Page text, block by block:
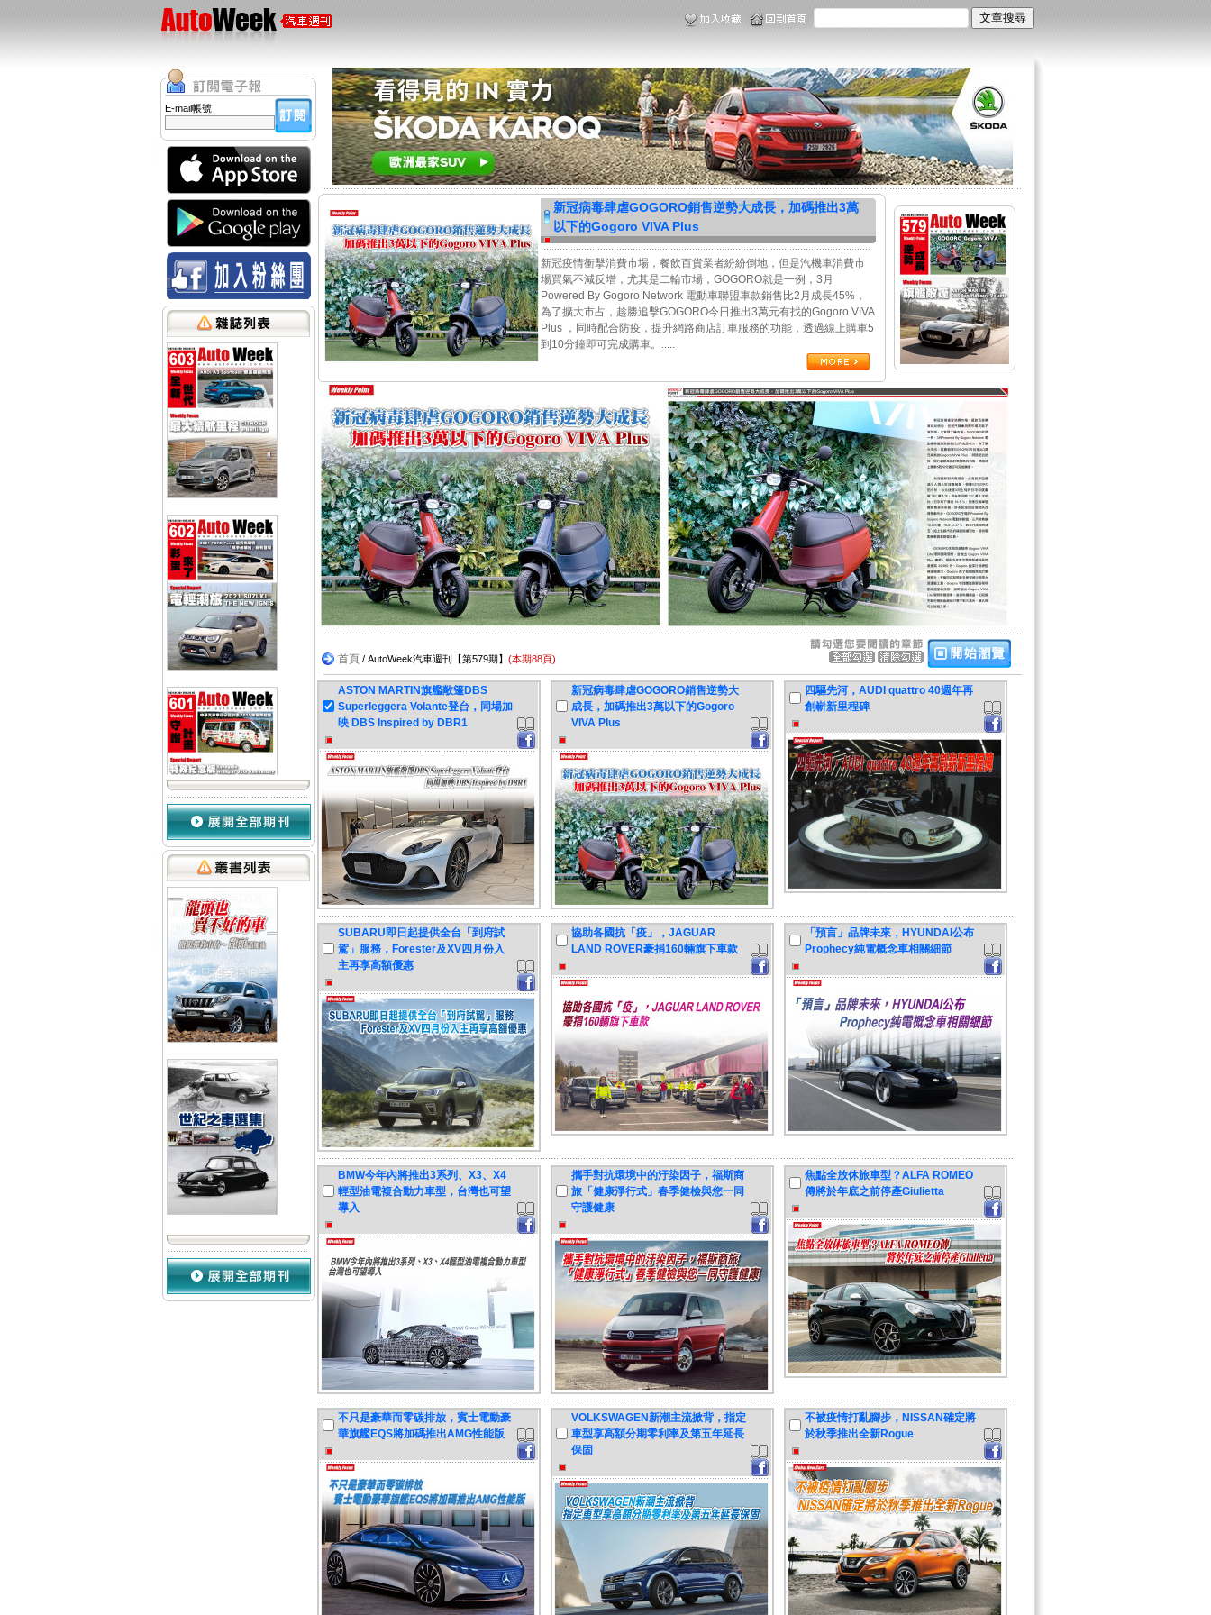
E-mail帳號
新冠病毒肆虐GOGORO銷售逆勢大成長，加碼推出3萬
以下的Gogoro VIVA Plus
新冠疫情衝擊消費市場，餐飲百貨業者紛紛倒地，但是汽機車消費市
場買氣不減反增，尤其是二輪市場，GOGORO就是一例，3月
Powered By Gogoro Network 電動車聯盟車款銷售比2月成長45%，
為了擴大市占，趁勝追擊GOGORO今日推出3萬元有找的Gogoro VIVA
Plus ，同時配合防疫，提升網路商店訂車服務的功能，透過線上購車5
到10分鐘即可完成購車。.....
首頁 / AutoWeek汽車週刊【第579期】 (本期88頁)
ASTON MARTIN旗艦敞篷DBS
Superleggera Volante登台，同場加
映 DBS Inspired by DBR1
新冠病毒肆虐GOGORO銷售逆勢大
成長，加碼推出3萬以下的Gogoro
VIVA Plus
四驅先河，AUDI quattro 40週年再
創嶄新里程碑
SUBARU即日起提供全台「到府試
駕」服務，Forester及XV四月份入
主再享高額優惠
協助各國抗「疫」，JAGUAR
LAND ROVER豪捐160輛旗下車款
「預言」品牌未來，HYUNDAI公布
Prophecy純電概念車相關細節
BMW今年內將推出3系列、X3、X4
輕型油電複合動力車型，台灣也可望
導入
攜手對抗環境中的汙染因子，福斯商
旅「健康淨行式」春季健檢與您一同
守護健康
焦點全放休旅車型？ALFA ROMEO
傳將於年底之前停產Giulietta
不只是豪華而零碳排放，賓士電動豪
華旗艦EQS將加碼推出AMG性能版
VOLKSWAGEN新潮主流掀背，指定
車型享高額分期零利率及第五年延長
保固
不被疫情打亂腳步，NISSAN確定將
於秋季推出全新Rogue